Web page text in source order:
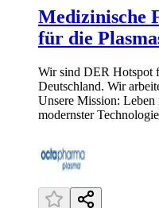
Medizinische
für die
Wir sind DER Hotspot
Deutschland. Wir
Unsere Mission:
modernster